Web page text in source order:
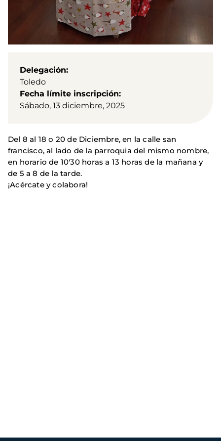
Delegación
Toledo
Fecha límite inscripción
Sábado, 13 diciembre, 2025
Del 8 al 18 o 20 de Diciembre, en la calle san
francisco, al lado de la parroquia del mismo nombre,
en horario de 10'30 horas a 13 horas de la mañana y
de 5 a 8 de la tarde.
¡Acércate y colabora!